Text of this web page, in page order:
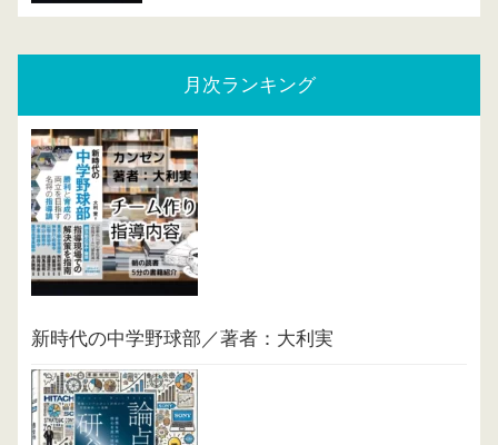
月次ランキング
新時代の中学野球部／著者：大利実